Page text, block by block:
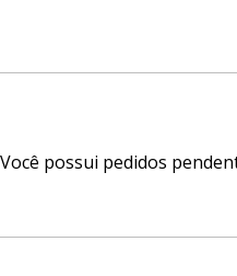
Você possui pedidos